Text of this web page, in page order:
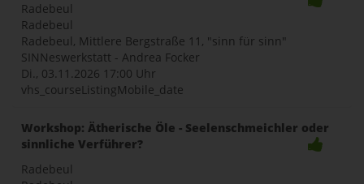
Radebeul
Radebeul
Radebeul, Mittlere Bergstraße 11, "sinn für sinn"
SINNeswerkstatt - Andrea Focker
Di., 03.11.2026 17:00 Uhr
vhs_courseListingMobile_date
Workshop: Ätherische Öle - Seelenschmeichler oder
sinnliche Verführer?
Radebeul